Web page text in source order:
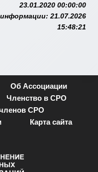
23.01.2020 00:00:00
21.07.2026
15:48:21
Об Ассоциации
Членство в СРО
СРО
Карта сайта